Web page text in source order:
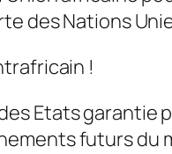
des Nations
!
Etats garantie
futurs du